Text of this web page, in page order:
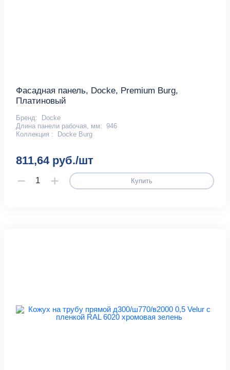
Фасадная панель, Docke, Premium Burg,
Платиновый
Бренд:
Docke
Длина панели рабочая, мм: 946
Коллекция :
Docke Burg
811,64 руб./шт
Купить